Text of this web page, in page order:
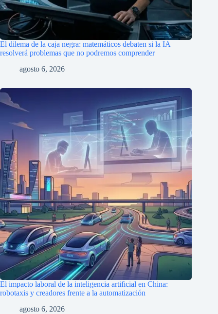
El dilema de la caja negra: matemáticos debaten si la IA
resolverá problemas que no podremos comprender
agosto 6, 2026
El impacto laboral de la inteligencia artificial en China:
robotaxis y creadores frente a la automatización
agosto 6, 2026